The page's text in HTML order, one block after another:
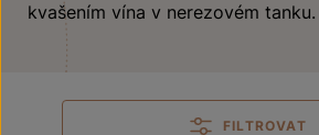
kvašením vína v nerezovém tanku.
FILTROVAT